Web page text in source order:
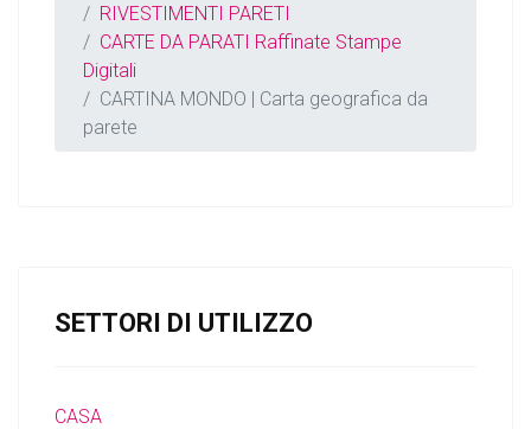
RIVESTIMENTI PARETI
CARTE DA PARATI Raffinate Stampe
Digitali
CARTINA MONDO | Carta geografica da
parete
SETTORI DI UTILIZZO
CASA